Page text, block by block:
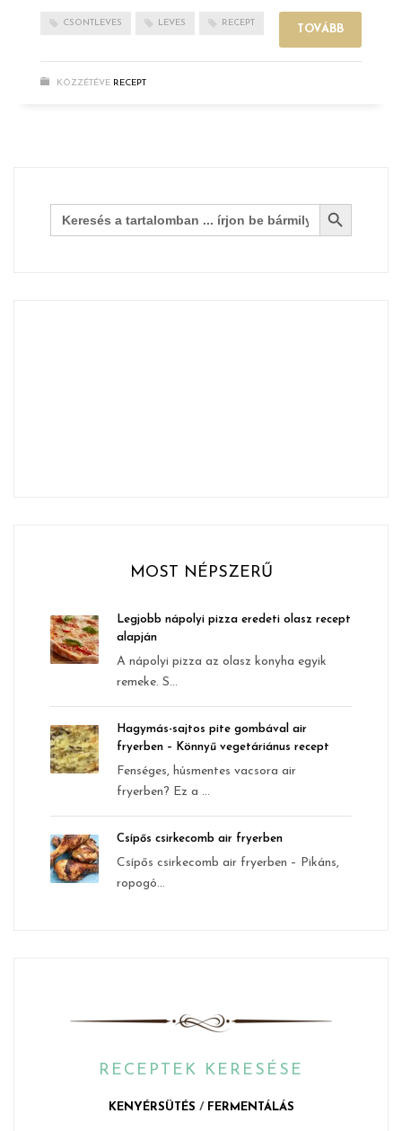
CSONTLEVES LEVES RECEPT
TOVÁBB
KÖZZÉTÉVE RECEPT
Search
for:
Search Button
MOST NÉPSZERŰ
Legjobb nápolyi pizza eredeti olasz recept
alapján
A nápolyi pizza az olasz konyha egyik
remeke. S...
Hagymás-sajtos pite gombával air
fryerben – Könnyű vegetáriánus recept
Fenséges, húsmentes vacsora air
fryerben? Ez a ...
Csípős csirkecomb air fryerben
Csípős csirkecomb air fryerben – Pikáns,
ropogó...
RECEPTEK KERESÉSE
KENYÉRSÜTÉS / FERMENTÁLÁS